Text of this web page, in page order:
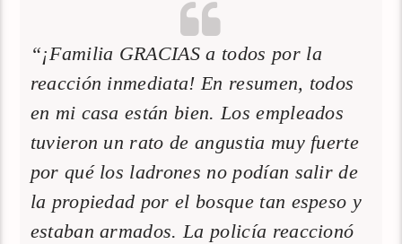
“¡Familia GRACIAS a todos por la
reacción inmediata! En resumen, todos
en mi casa están bien. Los empleados
tuvieron un rato de angustia muy fuerte
por qué los ladrones no podían salir de
la propiedad por el bosque tan espeso y
estaban armados. La policía reaccionó